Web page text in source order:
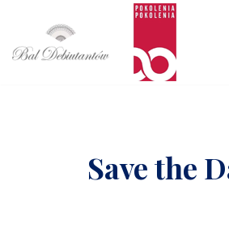
Przejdź
do
Save the